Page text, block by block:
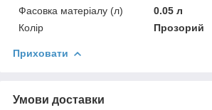
Фасовка матеріалу (л)
0.05 л
Колір
Прозорий
Приховати
Умови доставки